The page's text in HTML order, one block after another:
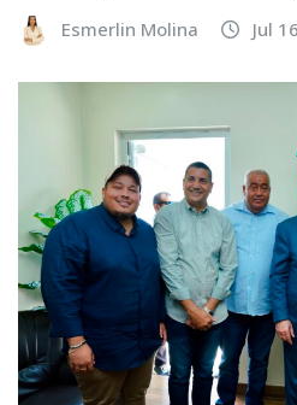
Esmerlin Molina Jul